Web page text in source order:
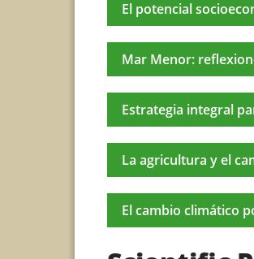
El potencial
Mar Menor:
Estrategia integral
La agricultura y el
El cambio climático